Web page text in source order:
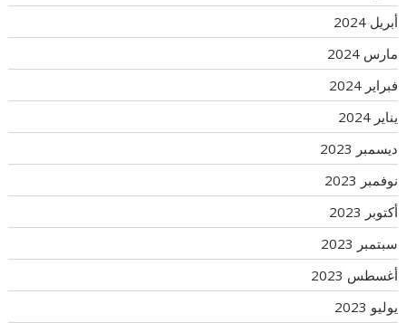
أبريل 2024
مارس 2024
فبراير 2024
يناير 2024
ديسمبر 2023
نوفمبر 2023
أكتوبر 2023
سبتمبر 2023
أغسطس 2023
يوليو 2023